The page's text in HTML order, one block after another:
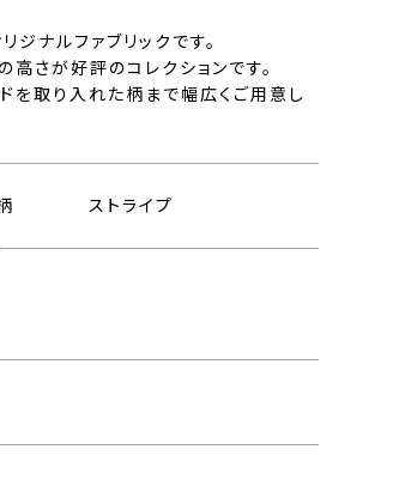
ナルファブリックです。
さが好評のコレクションです。
を取り入れた柄まで幅広くご用意し
ストライプ